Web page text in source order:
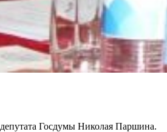
Госдумы Николая Паршина.